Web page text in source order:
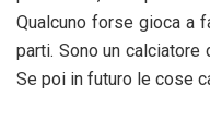
Qualcuno forse gioca a
parti. Sono un calciatore
Se poi in futuro le cose